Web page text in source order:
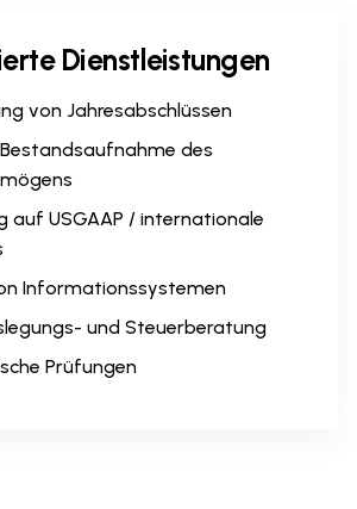
Dienstleistungen
von Jahresabschlüssen
des
auf USGAAP / internationale
Informationssystemen
und Steuerberatung
Prüfungen